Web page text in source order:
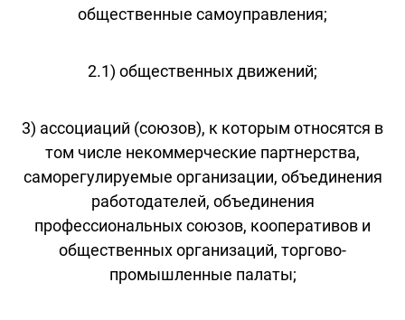
общественные самоуправления;
2.1) общественных движений;
3) ассоциаций (союзов), к которым относятся в
том числе некоммерческие партнерства,
саморегулируемые организации, объединения
работодателей, объединения
профессиональных союзов, кооперативов и
общественных организаций, торгово-
промышленные палаты;